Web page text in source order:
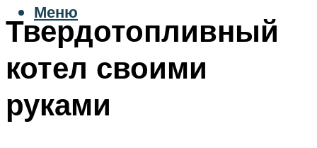
Меню
Твердотопливный
котел своими
руками